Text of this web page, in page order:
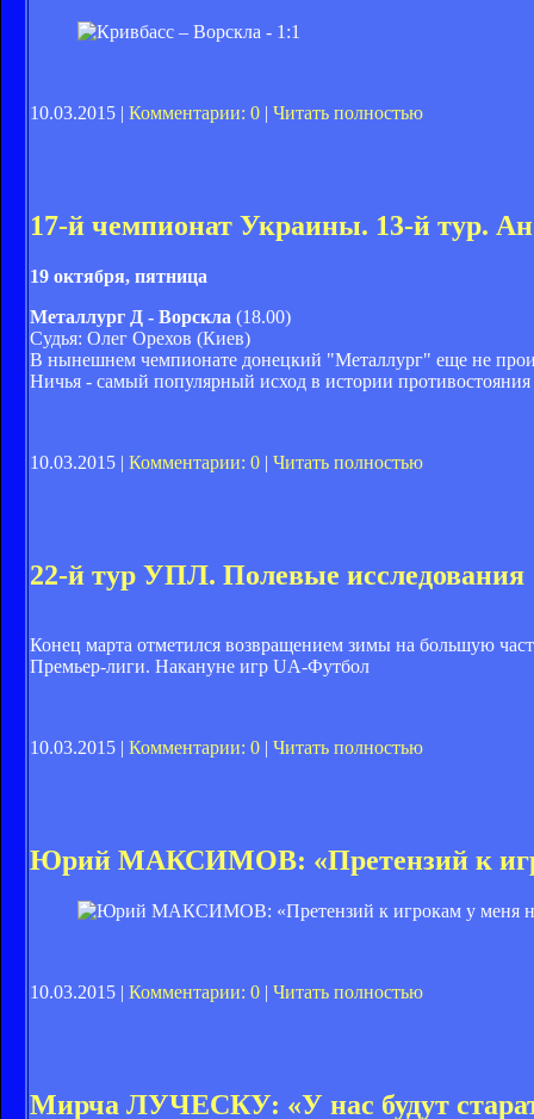
10.03.2015 | Комментарии: 0 | Читать полностью
17-й чемпионат Украины. 13-й тур.
19 октября, пятница
Металлург Д - Ворскла (18.00)
Судья: Олег Орехов (Киев)
В нынешнем чемпионате донецкий "Металлург" еще не
Ничья - самый популярный исход в истории противостояния
10.03.2015 | Комментарии: 0 | Читать полностью
22-й тур УПЛ. Полевые исследования
Конец марта отметился возвращением зимы на большую
Премьер-лиги. Накануне игр UA-Футбол
10.03.2015 | Комментарии: 0 | Читать полностью
Юрий МАКСИМОВ: «Претензий к
10.03.2015 | Комментарии: 0 | Читать полностью
Мирча ЛУЧЕСКУ: «У нас будут